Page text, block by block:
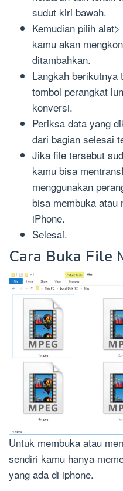
sudut kiri bawah.
Kemudian pilih
kamu akan
ditambahkan.
Langkah berikutnya
tombol perangkat
konversi.
Periksa data yang
dari bagian selesai
Jika file tersebut
kamu bisa
menggunakan
bisa membuka atau
iPhone.
Selesai.
Cara Buka File
Untuk membuka atau
sendiri kamu hanya
yang ada di iphone.